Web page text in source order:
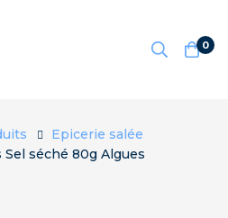
0
Epicerie salée
Sel séché 80g Algues